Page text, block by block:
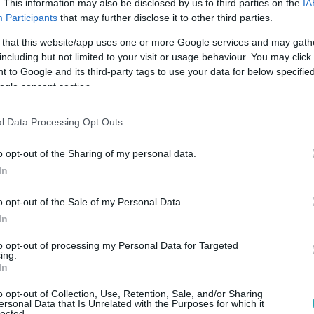
This information may also be disclosed by us to third parties on the
Participants that may further disclose it to other third parties.
that this website/app uses one or more Google services and may
but not limited to your visit or usage behaviour. You may
to Google and its third-party tags to use your data for below
consent section.
Data Processing Opt Outs
opt-out of the Sharing of my personal data.
opt-out of the Sale of my Personal Data.
opt-out of processing my Personal Data for Targeted
opt-out of Collection, Use, Retention, Sale, and/or Sharing
Data that Is Unrelated with the Purposes for which it
ritka, mégis halálos veszély
ritka, de súlyos fertőzést okozhat meleg édesvizekben.
sem tanultunk? Egy régi vírus miatt
a szakértők
a hantavírus esete megmutatta: a világ még mindig